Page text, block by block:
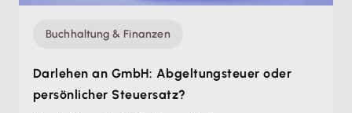
Buchhaltung & Finanzen
Darlehen an GmbH: Abgeltungsteuer oder
persönlicher Steuersatz?